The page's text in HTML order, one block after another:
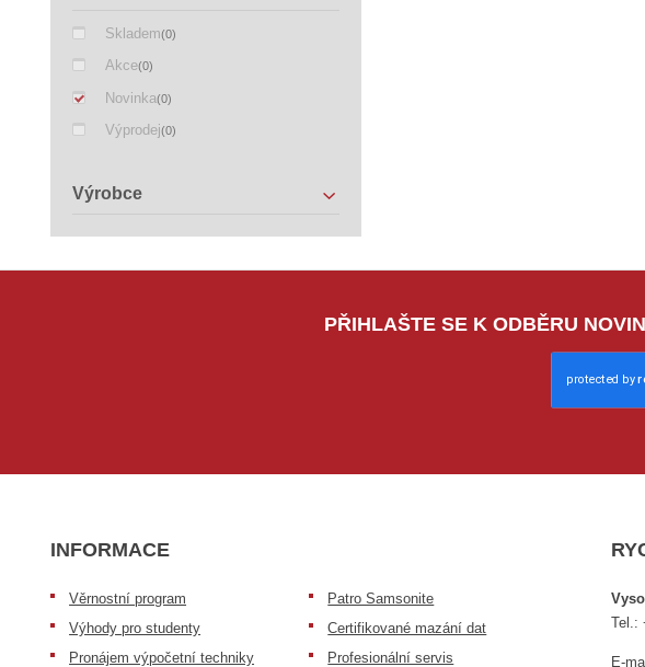
Skladem(0)
Akce(0)
Novinka(0)
Výprodej(0)
Výrobce
PŘIHLAŠTE SE K ODBĚRU
INFORMACE
Věrnostní program
Výhody pro studenty
Pronájem výpočetní techniky
Patro Samsonite
Certifikované mazání dat
Profesionální servis
Tel.:
E-